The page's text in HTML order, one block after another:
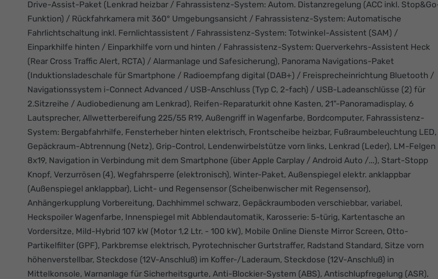
Drive-Assist-Paket (Lenkrad heizbar / Fahrassistenz-System: Autom. Distanzregelung (ACC inkl.
Funktion) / Rückfahrkamera mit 360° Umgebungsansicht / Fahrassistenz-System: Automatische
Fahrlichtschaltung inkl. Fernlichtassistent / Fahrassistenz-System: Totwinkel-Assistent (SAM) /
Einparkhilfe hinten / Einparkhilfe vorn und hinten / Fahrassistenz-System: Querverkehrs-Assistent Heck
(Rear Cross Traffic Alert, RCTA) / Alarmanlage und Safesicherung), Panorama Navigations-Paket
(Induktionsladeschale für Smartphone / Radioempfang digital (DAB+) / Freisprecheinrichtung Bluetooth /
Navigationssystem i-Connect Advanced / USB-Anschluss (Typ C, 2-fach) / USB-Ladeanschlüsse (2) für
2.Sitzreihe / Audiobedienung am Lenkrad), Reifen-Reparaturkit ohne Kasten, 21"-Panoramadisplay, 6
Lautsprecher, Allwetterbereifung 225/55 R19, Außengriff in Wagenfarbe, Bordcomputer, Fahrassistenz-
System: Bergabfahrhilfe, Fensterheber hinten elektrisch, Frontscheibe heizbar, Fußraumbeleuchtung LED,
Gepäckraum-Abtrennung (Netz), Grip-Control, Lendenwirbelstütze vorn links, Lenkrad (Leder), LM-Felgen
8x19, Navigation in Verbindung mit dem Smartphone (über Apple Carplay / Android Auto /...), Start-Stopp
Knopf, Verzurrösen (4), Wegfahrsperre (elektronisch), Winter-Paket, Außenspiegel elektr. anklappbar
(Außenspiegel anklappbar), Licht- und Regensensor (Scheibenwischer mit Regensensor),
Anhängerkupplung Vorbereitung, Dachhimmel schwarz, Gepäckraumboden verschiebbar, variabel,
Heckspoiler Wagenfarbe, Innenspiegel mit Abblendautomatik, Karosserie: 5-türig, Kartentasche an
Vordersitze, Mild-Hybrid 107 kW (Motor 1,2 Ltr. - 100 kW), Mobile Online Dienste Mirror Screen, Otto-
Partikelfilter (GPF), Parkbremse elektrisch, Pyrotechnischer Gurtstraffer, Radstand Standard, Sitze vorn
höhenverstellbar, Steckdose (12V-Anschluß) im Koffer-/Laderaum, Steckdose (12V-Anschluß) in
Mittelkonsole, Warnanlage für Sicherheitsgurte, Anti-Blockier-System (ABS), Antischlupfregelung (ASR),